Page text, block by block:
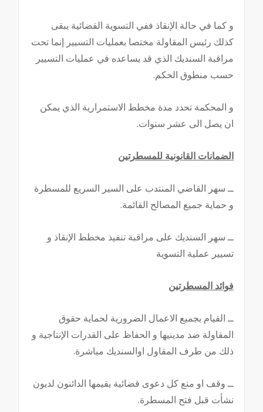
و كما في حالة الإنقاذ ففي التسوية القضائية يبقى
كذلك رئيس المقاولة مختصا بعمليات التسيير إنما تحت
مراقبة السنديك الذي قد يساعده في عمليات التسيير
حسب منطوق الحكم.
و المحكمة تحدد مدة مخطط الاستمرارية الذي يمكن
ان يصل الى عشر سنوات.
الضمانات القانونية للمسطرتين
ــ سهر القاضي المنتدب على السير السريع للمسطرة
و حماية جميع المصالح القائمة.
ــ سهر السنديك على مراقبة تنفيذ مخطط الإنقاذ و
تسيير عملية التسوية
فوائد المسطرتين
ــ القيام بجميع الاعمال الضرورية لحماية حقوق
المقاولة ضد مدينيها و الحفاظ على القدرات الإنتاجية و
ذلك من طرف المقاول اوالسنديك مباشرة.
ــ وقف او منع كل دعوى قضائية يقيمها الدائنون لديون
نشأت قبل فتح المسطرة.